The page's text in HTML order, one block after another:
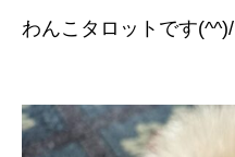
わんこタロットです(^^)/